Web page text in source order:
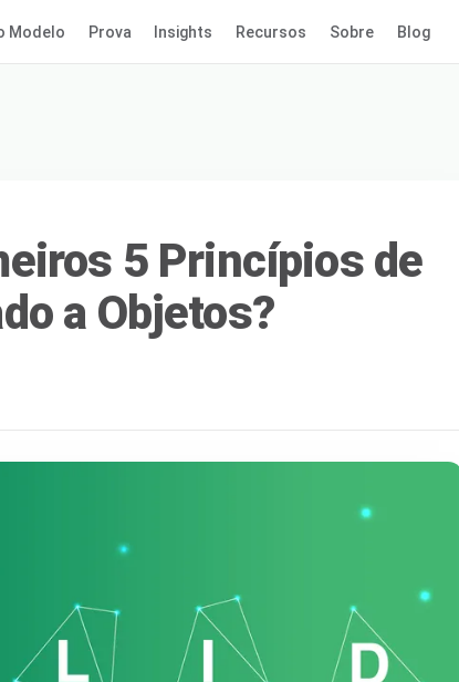
Modelo Prova Insights Recursos Sobre Blog
5 Princípios de
a Objetos?